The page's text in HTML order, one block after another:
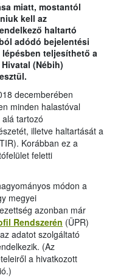
miatt, mostantól
kell az
haltartó
adódó bejelentési
teljesíthető a
(Nébih)
decemberében
minden halastóval
tartozó
illetve haltartását a
Korábban ez a
feletti
módon a
megyei
azonban már
Rendszerén (ÜPR)
adatot szolgáltató
(Az
a hivatkozott